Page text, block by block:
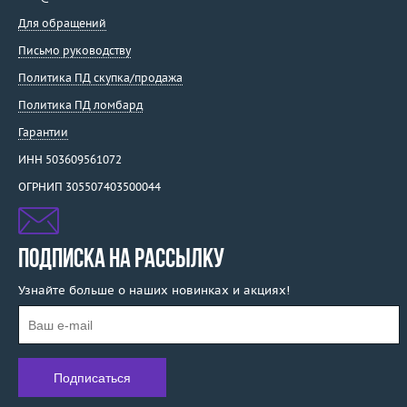
Для обращений
Письмо руководству
Политика ПД скупка/продажа
Политика ПД ломбард
Гарантии
ИНН 503609561072
ОГРНИП 305507403500044
ПОДПИСКА НА РАССЫЛКУ
Узнайте больше о наших новинках и акциях!